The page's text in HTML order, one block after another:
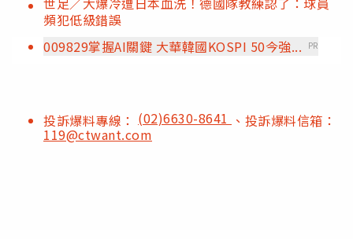
頻犯低級錯誤
009829掌握AI關鍵 大華韓國KOSPI 50今強...
PR
投訴爆料專線： (02)6630-8641 、投訴爆料信箱：
119@ctwant.com